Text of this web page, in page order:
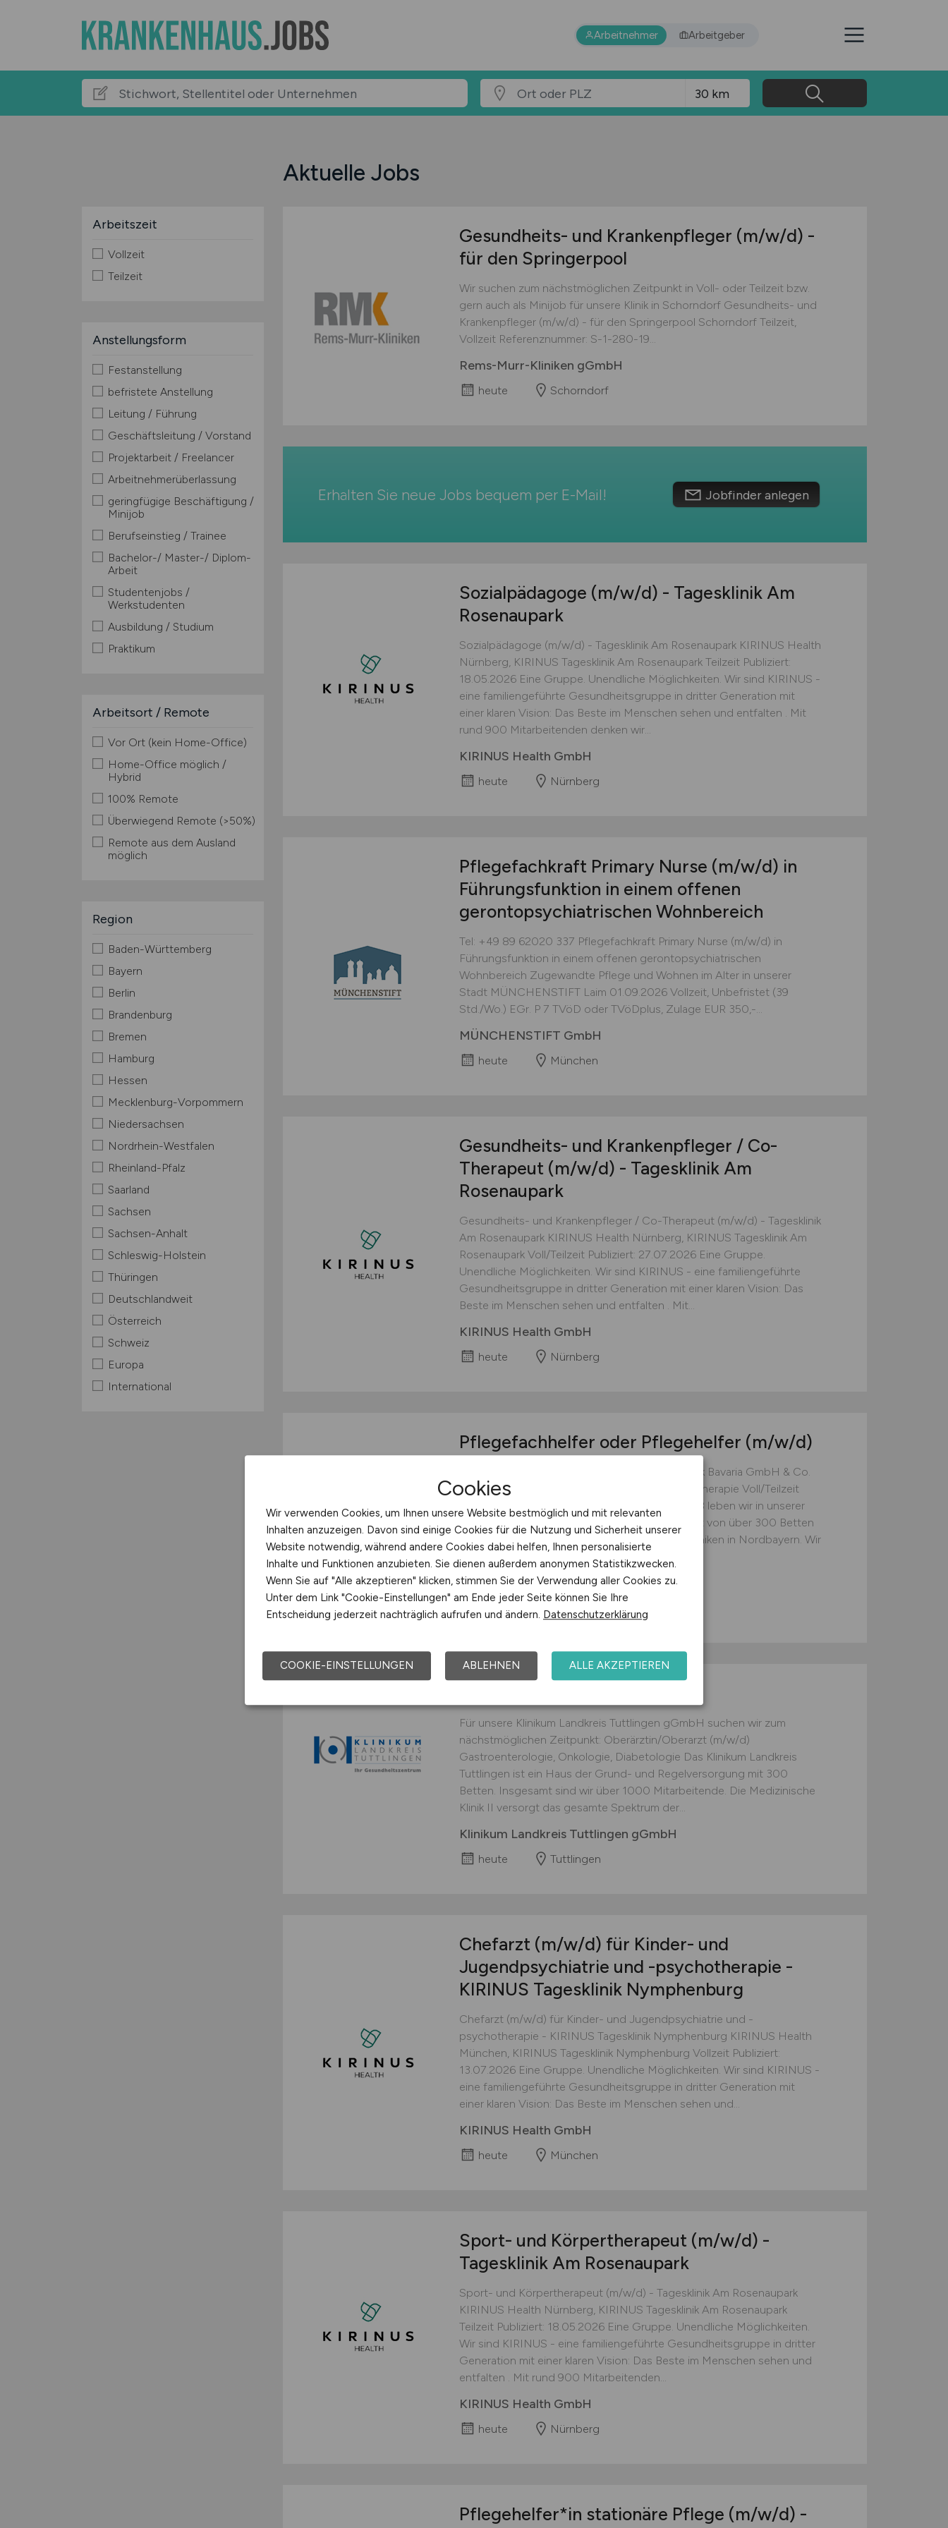
Arbeitnehmer Arbeitgeber
Aktuelle Jobs
Arbeitszeit
Vollzeit
Teilzeit
Anstellungsform
Festanstellung
befristete Anstellung
Leitung / Führung
Geschäftsleitung / Vorstand
Projektarbeit / Freelancer
Arbeitnehmerüberlassung
geringfügige Beschäftigung /
Minijob
Berufseinstieg / Trainee
Bachelor-/ Master-/ Diplom-
Arbeit
Studentenjobs /
Werkstudenten
Ausbildung / Studium
Praktikum
Arbeitsort / Remote
Vor Ort (kein Home-Office)
Home-Office möglich /
Hybrid
100% Remote
Überwiegend Remote (>50%)
Remote aus dem Ausland
möglich
Region
Baden-Württemberg
Bayern
Berlin
Brandenburg
Bremen
Hamburg
Hessen
Mecklenburg-Vorpommern
Niedersachsen
Nordrhein-Westfalen
Rheinland-Pfalz
Saarland
Sachsen
Sachsen-Anhalt
Schleswig-Holstein
Thüringen
Deutschlandweit
Österreich
Schweiz
Europa
International
Gesundheits- und Krankenpfleger (m/w/d) -
für den Springerpool
Wir suchen zum nächstmöglichen Zeitpunkt in Voll- oder Teilzeit bzw.
gern auch als Minijob für unsere Klinik in Schorndorf Gesundheits- und
Krankenpfleger (m/w/d) - für den Springerpool Schorndorf Teilzeit,
Vollzeit Referenznummer: S-1-280-19...
Rems-Murr-Kliniken gGmbH
heute Schorndorf
Erhalten Sie neue Jobs bequem per E-Mail! Jobfinder anlegen
Sozialpädagoge (m/w/d) - Tagesklinik Am
Rosenaupark
Sozialpädagoge (m/w/d) - Tagesklinik Am Rosenaupark KIRINUS Health
Nürnberg, KIRINUS Tagesklinik Am Rosenaupark Teilzeit Publiziert:
18.05.2026 Eine Gruppe. Unendliche Möglichkeiten. Wir sind KIRINUS -
eine familiengeführte Gesundheitsgruppe in dritter Generation mit
einer klaren Vision: Das Beste im Menschen sehen und entfalten . Mit
rund 900 Mitarbeitenden denken wir...
KIRINUS Health GmbH
heute Nürnberg
Pflegefachkraft Primary Nurse (m/w/d) in
Führungsfunktion in einem offenen
gerontopsychiatrischen Wohnbereich
Tel: +49 89 62020 337 Pflegefachkraft Primary Nurse (m/w/d) in
Führungsfunktion in einem offenen gerontopsychiatrischen
Wohnbereich Zugewandte Pflege und Wohnen im Alter in unserer
Stadt MÜNCHENSTIFT Laim 01.09.2026 Vollzeit, Unbefristet (39
Std./Wo.) EGr. P 7 TVöD oder TVöDplus, Zulage EUR 350,-...
MÜNCHENSTIFT GmbH
heute München
Gesundheits- und Krankenpfleger / Co-
Therapeut (m/w/d) - Tagesklinik Am
Rosenaupark
Gesundheits- und Krankenpfleger / Co-Therapeut (m/w/d) - Tagesklinik
Am Rosenaupark KIRINUS Health Nürnberg, KIRINUS Tagesklinik Am
Rosenaupark Voll/Teilzeit Publiziert: 27.07.2026 Eine Gruppe.
Unendliche Möglichkeiten. Wir sind KIRINUS - eine familiengeführte
Gesundheitsgruppe in dritter Generation mit einer klaren Vision: Das
Beste im Menschen sehen und entfalten . Mit...
KIRINUS Health GmbH
heute Nürnberg
Pflegefachhelfer oder Pflegehelfer (m/w/d)
Pflegefachhelfer oder Pflegehelfer (m/w/d) Klinik Bavaria GmbH & Co.
KG Bad Kissingen Krankenpflege, Altenpflege, Therapie Voll/Teilzeit
Das sind wir Seit unserer Gründung im Jahr 1988 leben wir in unserer
Klinik die stetige Entwicklung. Mit einer Kapazität von über 300 Betten
gehören wir zu den führenden Rehabilitationskliniken in Nordbayern. Wir
verfügen über...
Klinik Bavaria GmbH & Co. KG
heute Bad Kissingen
Für unsere Klinikum Landkreis Tuttlingen gGmbH suchen wir zum
nächstmöglichen Zeitpunkt: Oberärztin/Oberarzt (m/w/d)
Gastroenterologie, Onkologie, Diabetologie Das Klinikum Landkreis
Tuttlingen ist ein Haus der Grund- und Regelversorgung mit 300
Betten. Insgesamt sind wir über 1000 Mitarbeitende. Die Medizinische
Klinik II versorgt das gesamte Spektrum der...
Klinikum Landkreis Tuttlingen gGmbH
heute Tuttlingen
Chefarzt (m/w/d) für Kinder- und
Jugendpsychiatrie und -psychotherapie -
KIRINUS Tagesklinik Nymphenburg
Chefarzt (m/w/d) für Kinder- und Jugendpsychiatrie und -
psychotherapie - KIRINUS Tagesklinik Nymphenburg KIRINUS Health
München, KIRINUS Tagesklinik Nymphenburg Vollzeit Publiziert:
13.07.2026 Eine Gruppe. Unendliche Möglichkeiten. Wir sind KIRINUS -
eine familiengeführte Gesundheitsgruppe in dritter Generation mit
einer klaren Vision: Das Beste im Menschen sehen und...
KIRINUS Health GmbH
heute München
Sport- und Körpertherapeut (m/w/d) -
Tagesklinik Am Rosenaupark
Sport- und Körpertherapeut (m/w/d) - Tagesklinik Am Rosenaupark
KIRINUS Health Nürnberg, KIRINUS Tagesklinik Am Rosenaupark
Teilzeit Publiziert: 18.05.2026 Eine Gruppe. Unendliche Möglichkeiten.
Wir sind KIRINUS - eine familiengeführte Gesundheitsgruppe in dritter
Generation mit einer klaren Vision: Das Beste im Menschen sehen und
entfalten . Mit rund 900 Mitarbeitenden...
KIRINUS Health GmbH
heute Nürnberg
Pflegehelfer*in stationäre Pflege (m/w/d) -
Cookies
Wir verwenden Cookies, um Ihnen unsere Website bestmöglich und mit relevanten
Inhalten anzuzeigen. Davon sind einige Cookies für die Nutzung und Sicherheit unserer
Website notwendig, während andere Cookies dabei helfen, Ihnen personalisierte
Inhalte und Funktionen anzubieten. Sie dienen außerdem anonymen Statistikzwecken.
Wenn Sie auf "Alle akzeptieren" klicken, stimmen Sie der Verwendung aller Cookies zu.
Unter dem Link "Cookie-Einstellungen" am Ende jeder Seite können Sie Ihre
Entscheidung jederzeit nachträglich aufrufen und ändern. Datenschutzerklärung
COOKIE-EINSTELLUNGEN ABLEHNEN ALLE AKZEPTIEREN